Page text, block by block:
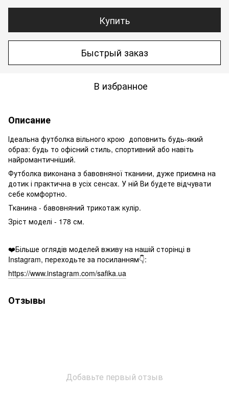
Купить
Быстрый заказ
В избранное
Описание
Ідеальна футболка вільного крою доповнить будь-який
образ: будь то офісний стиль, спортивний або навіть
найромантичніший.
Футболка виконана з бавовняної тканини, дуже приємна на
дотик і практична в усіх сенсах. У ній Ви будете відчувати
себе комфортно.
Тканина - бавовняний трикотаж кулір.
Зріст моделі - 178 см.
❤️Більше оглядів моделей вживу на нашій сторінці в
Instagram, переходьте за посиланням👇:
https://www.instagram.com/safika.ua
Отзывы
Добавьте первый отзыв